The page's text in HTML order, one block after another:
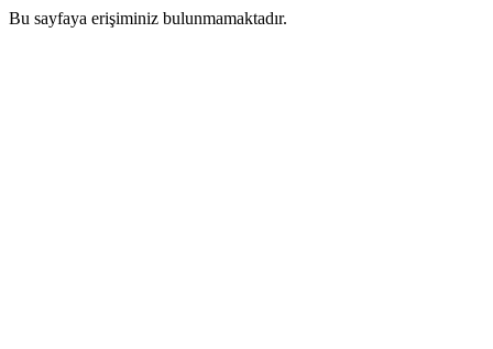
Bu sayfaya erişiminiz bulunmamaktadır.